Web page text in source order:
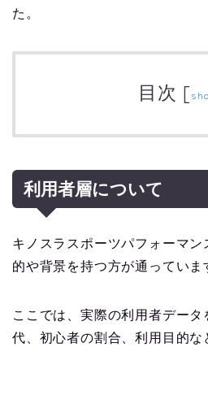
た。
目次 [
利用者層について
キノスラスポーツパフォーマン
的や背景を持つ方が通っていま
ここでは、実際の利用者デー
代、初心者の割合、利用目的な